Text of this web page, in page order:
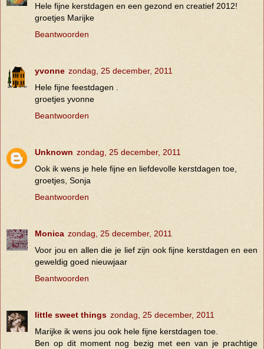
Hele fijne kerstdagen en een gezond en creatief 2012!
groetjes Marijke
Beantwoorden
yvonne zondag, 25 december, 2011
Hele fijne feestdagen .
groetjes yvonne
Beantwoorden
Unknown zondag, 25 december, 2011
Ook ik wens je hele fijne en liefdevolle kerstdagen toe,
groetjes, Sonja
Beantwoorden
Monica zondag, 25 december, 2011
Voor jou en allen die je lief zijn ook fijne kerstdagen en een
geweldig goed nieuwjaar
Beantwoorden
little sweet things zondag, 25 december, 2011
Marijke ik wens jou ook hele fijne kerstdagen toe.
Ben op dit moment nog bezig met een van je prachtige